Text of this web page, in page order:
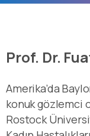
Prof. Dr.
Amerika’da
konuk gözlemci
Rostock